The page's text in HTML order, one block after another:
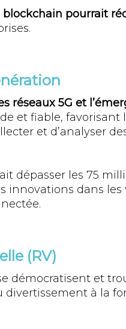
blockchain pourrait
réseaux 5G et
et fiable, favorisant
et d’analyser
dépasser les 75
innovations dans les
(RV)
démocratisent et
divertissement à la